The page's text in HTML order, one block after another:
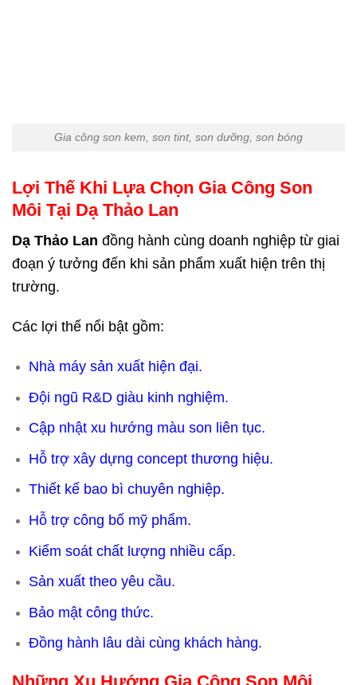
Gia công son kem, son tint, son dưỡng, son bóng
Lợi Thế Khi Lựa Chọn Gia Công Son
Môi Tại Dạ Thảo Lan
Dạ Thảo Lan đồng hành cùng doanh nghiệp từ giai
đoạn ý tưởng đến khi sản phẩm xuất hiện trên thị
trường.
Các lợi thế nổi bật gồm:
Nhà máy sản xuất hiện đại.
Đội ngũ R&D giàu kinh nghiệm.
Cập nhật xu hướng màu son liên tục.
Hỗ trợ xây dựng concept thương hiệu.
Thiết kế bao bì chuyên nghiệp.
Hỗ trợ công bố mỹ phẩm.
Kiểm soát chất lượng nhiều cấp.
Sản xuất theo yêu cầu.
Bảo mật công thức.
Đồng hành lâu dài cùng khách hàng.